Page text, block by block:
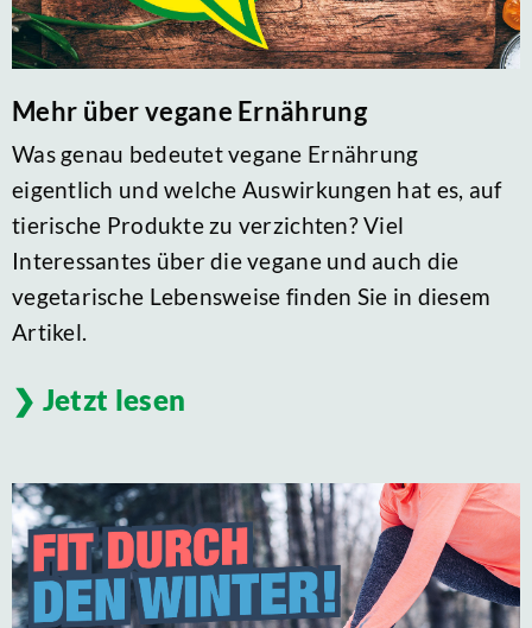
Mehr über vegane Ernährung
Was genau bedeutet vegane Ernährung
eigentlich und welche Auswirkungen hat es, auf
tierische Produkte zu verzichten? Viel
Interessantes über die vegane und auch die
vegetarische Lebensweise finden Sie in diesem
Artikel.
Jetzt lesen